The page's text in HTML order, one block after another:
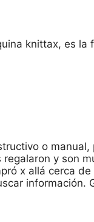
knittax, es la
o
y son
x allá cerca
información.